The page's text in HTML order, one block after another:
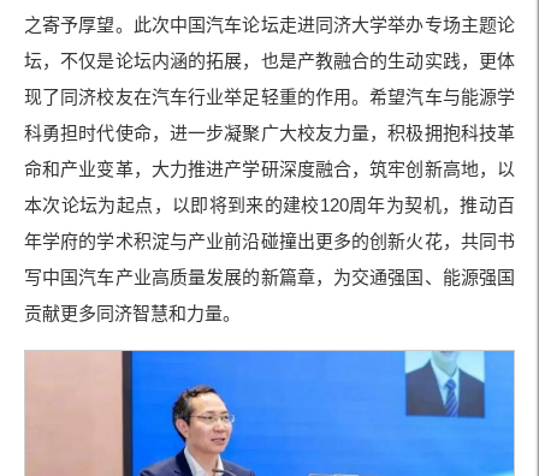
之寄予厚望。此次中国汽车论坛走进同济大学举办专场主题论
坛，不仅是论坛内涵的拓展，也是产教融合的生动实践，更体
现了同济校友在汽车行业举足轻重的作用。希望汽车与能源学
科勇担时代使命，进一步凝聚广大校友力量，积极拥抱科技革
命和产业变革，大力推进产学研深度融合，筑牢创新高地，以
本次论坛为起点，以即将到来的建校120周年为契机，推动百
年学府的学术积淀与产业前沿碰撞出更多的创新火花，共同书
写中国汽车产业高质量发展的新篇章，为交通强国、能源强国
贡献更多同济智慧和力量。